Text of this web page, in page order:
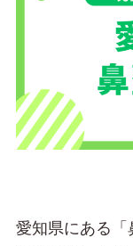
愛知県にある「